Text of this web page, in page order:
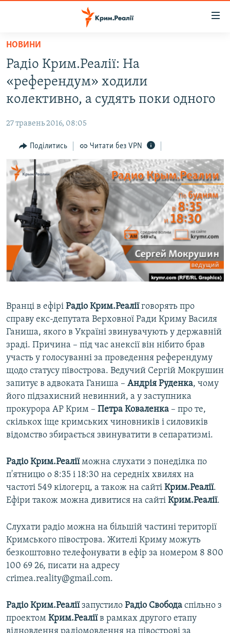
Перейти
основного
матеріалу
Перейти
до
основної
навігації
Перейти
пошуку
ВОДА.КРИМ
ВІДЕО ТА ФОТО
БЛОГИ
ПОГЛЯД
ІНТЕРВ'Ю
ВСЕ ЗА ДЕНЬ
СПЕЦПРОЕКТИ
ДЕПОРТАЦІЯ
ВІДЕОУРОКИ «ELIFBE»
СВІДЧЕННЯ ОКУПАЦІЇ
УКРАЇНСЬКА ПРОБЛЕМА КРИМУ
ЯК ОБІЙТИ БЛОКУВАННЯ
Русский
Qırımtatar
Усі сайти RFE/RL
НОВИНИ
Радіо Крим.Реалії: На
«референдум» ходили
колективно, а судять поки одного
27 травень 2016, 08:05
Поділитись Читати без VPN
Вранці в ефірі Радіо Крим.Реаліїговорять про
справу екс-депутата Верховної Ради Криму Василя
Ганиша, якого в Україні звинувачують у державній
зраді. Причина – під час анексії він нібито брав
участь у голосуванні за проведення референдуму
щодо статусу півострова. Ведучий Сергій Мокрушин
запитує в адвоката Ганиша – Андрія Руденка, чому
його підзахисний невинний, а у заступника
прокурора АР Крим – Петра Коваленка – про те,
скількох іще кримських чиновників і силовиків
відомство збирається звинуватити в сепаратизмі.
Радіо Крим.Реаліїможна слухати з понеділка по
п'ятницю о 8:35 і 18:30 на середніх хвилях на
частоті 549 кілогерц, а також на сайті Крим.Реалії.
Ефіри також можна дивитися на сайті Крим.Реалії.
Слухати радіо можна на більшій частині території
Кримського півострова. Жителі Криму можуть
безкоштовно телефонувати в ефір за номером 8 800
100 69 26, писати на адресу
crimea.reality@gmail.com.
Радіо Крим.Реаліїзапустило Радіо Свобода спільно з
проектом Крим.Реаліїв рамках другого етапу